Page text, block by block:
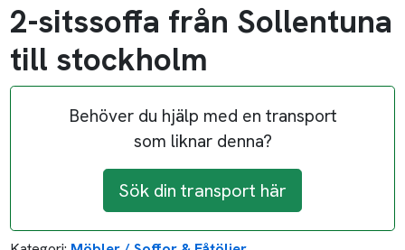
2-sitssoffa från Sollentuna
till stockholm
Behöver du hjälp med en transport
som liknar denna?
Sök din transport här